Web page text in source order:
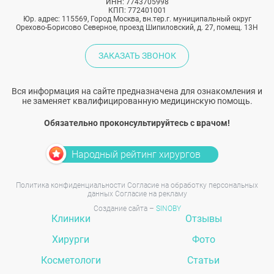
ИНН: 7743705998
КПП: 772401001
Юр. адрес: 115569, Город Москва, вн.тер.г. муниципальный округ
Орехово-Борисово Северное, проезд Шипиловский, д. 27, помещ. 13Н
ЗАКАЗАТЬ ЗВОНОК
Вся информация на сайте предназначена для ознакомления и
не заменяет квалифицированную медицинскую помощь.
Обязательно проконсультируйтесь с врачом!
Народный рейтинг хирургов
Политика конфиденциальности Согласие на обработку персональных
данных Согласие на рекламу
Создание сайта – SINOBY
Клиники
Хирурги
Косметологи
Отзывы
Фото
Статьи